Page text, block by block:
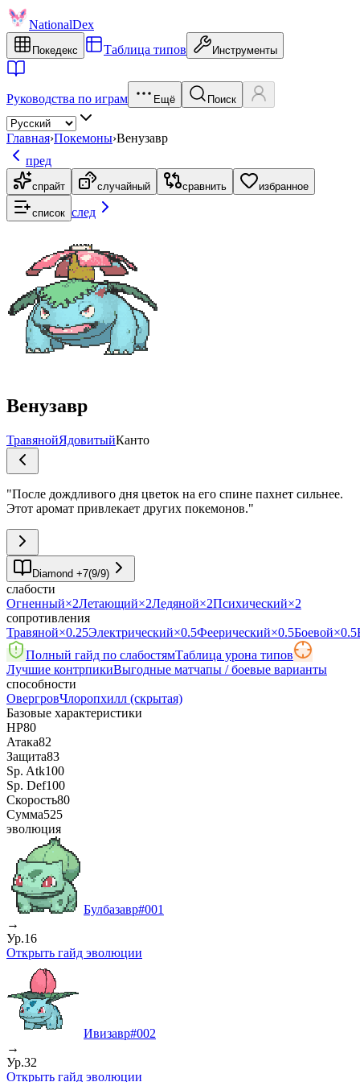
NationalDex
Покедекс Таблица типов Инструменты
Руководства по играм Ещё Поиск
Главная›Покемоны›Венузавр
пред
спрайт случайный сравнить избранное
список след
Венузавр
ТравянойЯдовитыйКанто
"После дождливого дня цветок на его спине пахнет сильнее.
Этот аромат привлекает других покемонов."
Diamond +7(9/9)
слабости
Огненный×2Летающий×2Ледяной×2Психический×2
сопротивления
Травяной×0.25Электрический×0.5Феерический×0.5Боевой×0.5
Полный гайд по слабостямТаблица урона типов
Лучшие контрпикиВыгодные матчапы / боевые варианты
способности
ОвергровЧлоропхилл (скрытая)
Базовые характеристики
HP80
Атака82
Защита83
Sp. Atk100
Sp. Def100
Скорость80
Сумма525
эволюция
Булбазавр#001
→
Ур.16
Открыть гайд эволюции
Ивизавр#002
→
Ур.32
Открыть гайд эволюции